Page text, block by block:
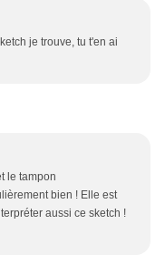
je trouve, tu t'en ai
le tampon
bien ! Elle est
aussi ce sketch !